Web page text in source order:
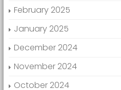
February 2025
January 2025
December 2024
November 2024
October 2024